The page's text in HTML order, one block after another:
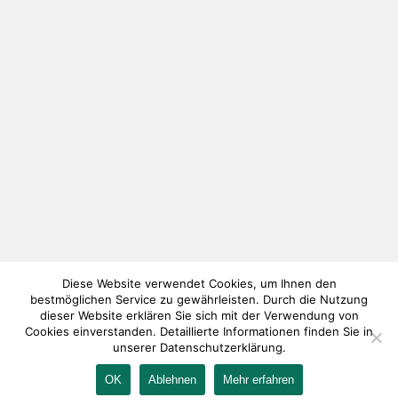
IMPRESSUM KONTAKT AGB DATENSCHUTZ
Diese Website verwendet Cookies, um Ihnen den
bestmöglichen Service zu gewährleisten. Durch die Nutzung
dieser Website erklären Sie sich mit der Verwendung von
Cookies einverstanden. Detaillierte Informationen finden Sie in
unserer Datenschutzerklärung.
OK Ablehnen Mehr erfahren